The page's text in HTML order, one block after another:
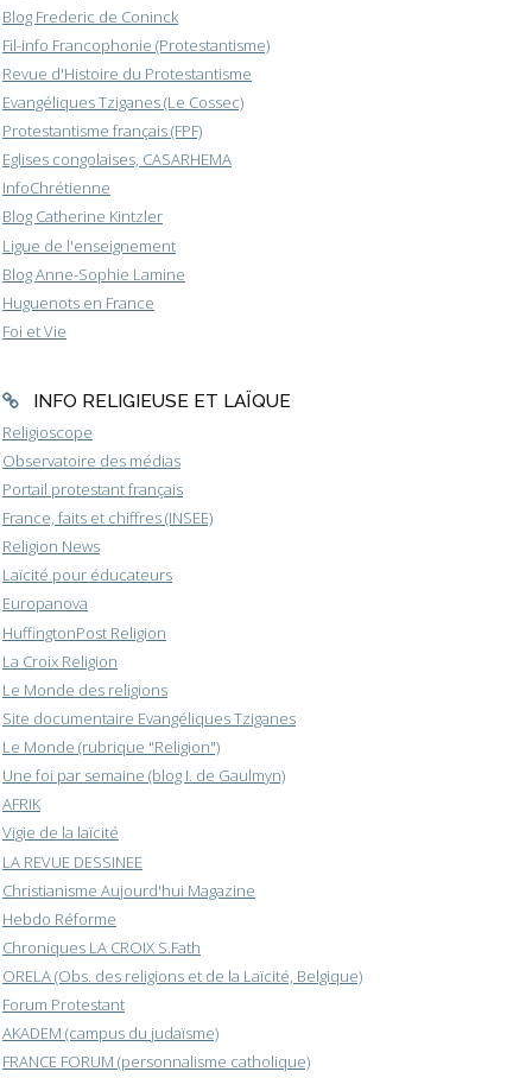
Blog Frederic de Coninck
Fil-info Francophonie (Protestantisme)
Revue d'Histoire du Protestantisme
Evangéliques Tziganes (Le Cossec)
Protestantisme français (FPF)
Eglises congolaises, CASARHEMA
InfoChrétienne
Blog Catherine Kintzler
Ligue de l'enseignement
Blog Anne-Sophie Lamine
Huguenots en France
Foi et Vie
INFO RELIGIEUSE ET LAÏQUE
Religioscope
Observatoire des médias
Portail protestant français
France, faits et chiffres (INSEE)
Religion News
Laïcité pour éducateurs
Europanova
HuffingtonPost Religion
La Croix Religion
Le Monde des religions
Site documentaire Evangéliques Tziganes
Le Monde (rubrique "Religion")
Une foi par semaine (blog I. de Gaulmyn)
AFRIK
Vigie de la laïcité
LA REVUE DESSINEE
Christianisme Aujourd'hui Magazine
Hebdo Réforme
Chroniques LA CROIX S.Fath
ORELA (Obs. des religions et de la Laïcité, Belgique)
Forum Protestant
AKADEM (campus du judaïsme)
FRANCE FORUM (personnalisme catholique)